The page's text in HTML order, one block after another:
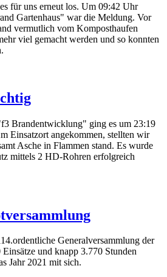
für uns erneut los. Um 09:42 Uhr
Gartenhaus" war die Meldung. Vor
vermutlich vom Komposthaufen
viel gemacht werden und so konnten
Brandentwicklung" ging es um 23:19
Einsatzort angekommen, stellten wir
Asche in Flammen stand. Es wurde
mittels 2 HD-Rohren erfolgreich
Generalversammlung der
und knapp 3.770 Stunden
Jahr 2021 mit sich.